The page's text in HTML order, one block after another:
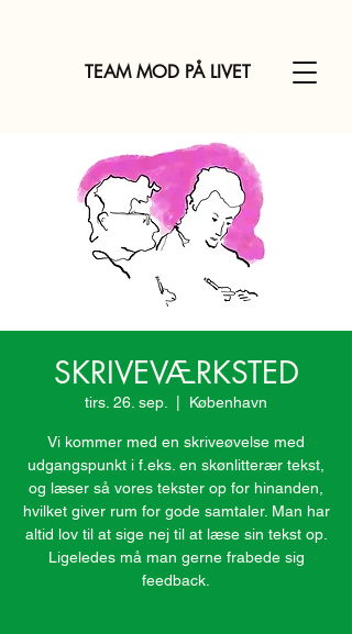
TEAM MOD PÅ LIVET
SKRIVEVÆRKSTED
tirs. 26. sep. København
Vi kommer med en skriveøvelse med
udgangspunkt i f.eks. en skønlitterær tekst,
og læser så vores tekster op for hinanden,
hvilket giver rum for gode samtaler. Man har
altid lov til at sige nej til at læse sin tekst op.
Ligeledes må man gerne frabede sig
feedback.